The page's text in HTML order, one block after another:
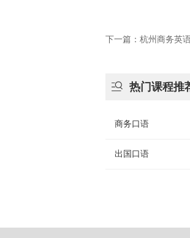
下一篇：杭州商务英
 热门课程推
商务口语
出国口语